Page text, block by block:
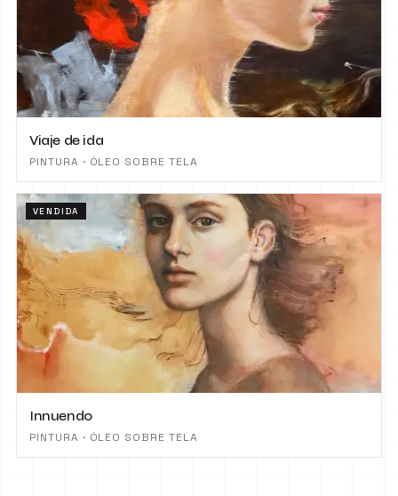
Viaje de ida
PINTURA · ÓLEO SOBRE TELA
VENDIDA
Innuendo
PINTURA · ÓLEO SOBRE TELA